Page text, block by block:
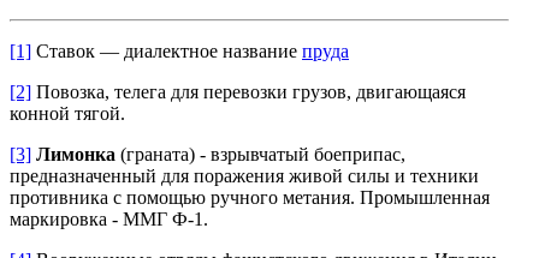
[1] Ставок — диалектное название пруда
[2] Повозка, телега для перевозки грузов, двигающаяся
конной тягой.
[3] Лимонка (граната) - взрывчатый боеприпас,
предназначенный для поражения живой силы и техники
противника с помощью ручного метания. Промышленная
маркировка - ММГ Ф-1.